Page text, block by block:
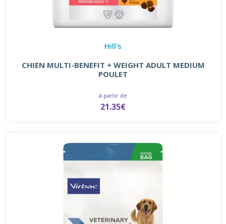
Hill's
CHIEN MULTI-BENEFIT + WEIGHT ADULT MEDIUM
POULET
à partir de
21.35€